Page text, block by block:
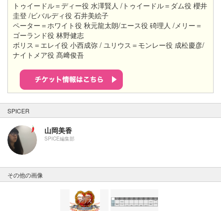
トゥイードル＝ディー役 水澤賢人 /トゥイードル＝ダム役 櫻井
圭登 /ビバルディ役 石井美絵子
ペーター＝ホワイト役 秋元龍太朗/エース役 碕理人 /メリー＝
ゴーランド役 林野健志
ボリス＝エレイ役 小西成弥 / ユリウス＝モンレー役 成松慶彦/
ナイトメア役 髙﨑俊吾
SPICER
山岡美香
SPICE編集部
その他の画像